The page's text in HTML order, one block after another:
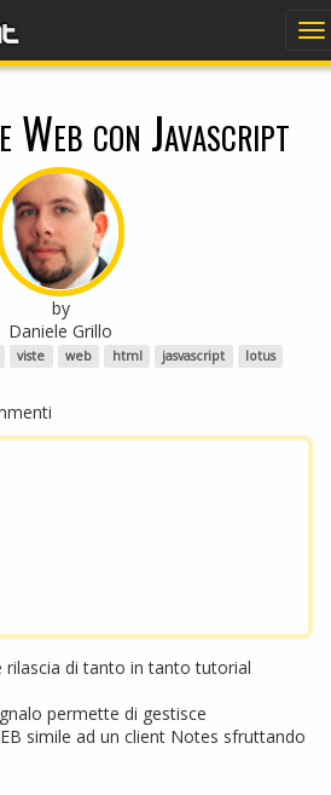
Web con Javascript
by
Daniele Grillo
viste web html jasvascript
lotus
di tanto in tanto tutorial
permette di gestisce
simile ad un client Notes sfruttando